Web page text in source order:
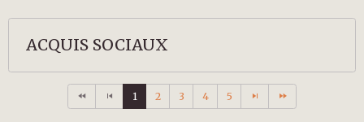
ACQUIS SOCIAUX
1 2 3 4 5